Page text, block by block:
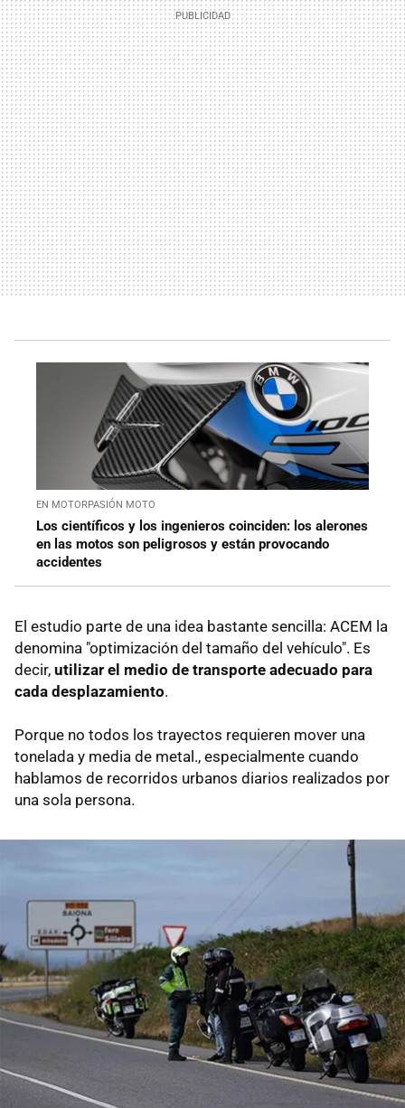
EN MOTORPASIÓN MOTO
Los científicos y los ingenieros coinciden: los alerones
en las motos son peligrosos y están provocando
accidentes
El estudio parte de una idea bastante sencilla: ACEM la
denomina "optimización del tamaño del vehículo". Es
decir, utilizar el medio de transporte adecuado para
cada desplazamiento.
Porque no todos los trayectos requieren mover una
tonelada y media de metal., especialmente cuando
hablamos de recorridos urbanos diarios realizados por
una sola persona.